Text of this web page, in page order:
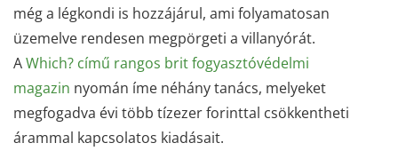
még a légkondi is hozzájárul, ami folyamatosan
üzemelve rendesen megpörgeti a villanyórát.
AWhich? című rangos brit fogyasztóvédelmi
magazin nyomán íme néhány tanács, melyeket
megfogadva évi több tízezer forinttal csökkentheti
árammal kapcsolatos kiadásait.